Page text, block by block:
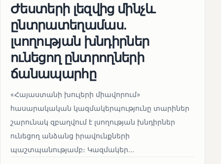
Ժեստերի լեզվից մինչև
ընտրատեղամաս.
լսողության խնդիրներ
ունեցող ընտրողների
ճանապարհը
«Հայաստանի խուլերի միավորում»
հասարակական կազմակերպությունը տարիներ
շարունակ զբաղվում է լսողության խնդիրներ
ունեցող անձանց իրավունքների
պաշտպանությամբ։ Կազմակեր...